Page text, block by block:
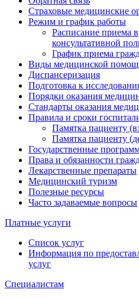
Страховые медицинские
Режим и график работы
Расписание приема
консультативной
График приема
Виды медицинской
Диспансеризация
Подготовка к
Порядки оказания
Стандарты оказания
Правила и сроки
Памятка пациенту
Памятка пациенту
Государственные
Права и обязанности
Лекарственные препараты
Медицинский туризм
Полезные ресурсы
Часто задаваемые вопросы
Платные услуги
Список услуг
Информация по
услуг
Специалистам